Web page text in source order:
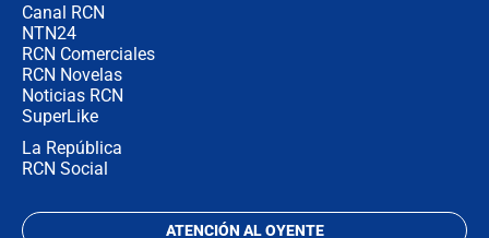
Canal RCN
NTN24
RCN Comerciales
RCN Novelas
Noticias RCN
SuperLike
La República
RCN Social
ATENCIÓN AL OYENTE